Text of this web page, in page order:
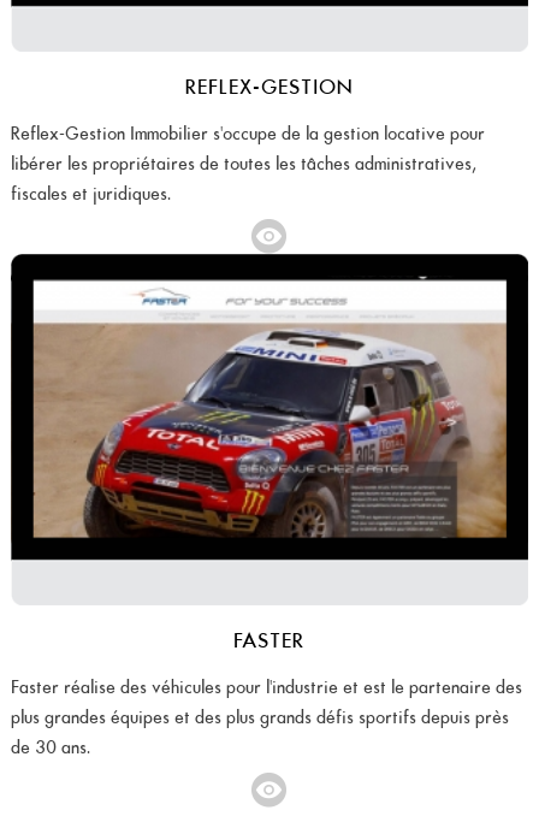
REFLEX-GESTION
Reflex-Gestion Immobilier s'occupe de la gestion locative pour
libérer les propriétaires de toutes les tâches administratives,
fiscales et juridiques.
FASTER
Faster réalise des véhicules pour l'industrie et est le partenaire des
plus grandes équipes et des plus grands défis sportifs depuis près
de 30 ans.